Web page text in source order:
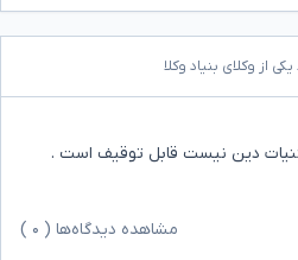
از وکلای بنیاد وکلا
دین نیست قابل توقیف است .
مشاهده دیدگاه‌ها ( ۰